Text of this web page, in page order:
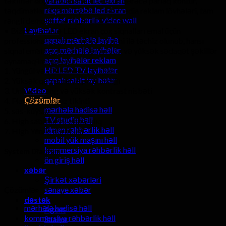
rəqs mərtəbə led ekran
şəffaf rəhbərlik video wall
Layihələr
qapalı mərhələ layihə
açıq mərhələ layihələr
açıq layihələr reklam
HD LED TV layihələr
qapalı sabit layihələr
Video
Çözümlər
mərhələ hadisə həll
TV studio həll
idman rəhbərlik həll
mobil yük maşını həll
kommersiya rəhbərlik həll
ön giriş həll
xəbər
Şirkət xəbərləri
sənaye xəbər
dəstək
Agent
Suallar
təqdimatlar, TV studiyaları, multimedia reklam lövhələri, tam
rəngli demoları, və digər LED ekranlar.
• Bizim mərhələ LED ekran çox siqnalları emal üçün
professional audio və video sistemi ilə təchiz olunub, hansı
siqnal emal keyfiyyətini təmin edir və yüksək sədaqət şəkillər
oynamaq imkan verir.
1. Yüngül və yüklemek üçün asan
2. Yüksək qətnamə və pixel sıxlığı
3. Uniform rəng və yüksək kontrast nisbəti
4. Flat və sorunsuz tikinti
5. səs-küysüz
6. High sabitlik və etibarlılıq
7. High Yenile dərəcəsi
System Diaqram
mərhələ hadisə həll
kommersiya rəhbərlik həll